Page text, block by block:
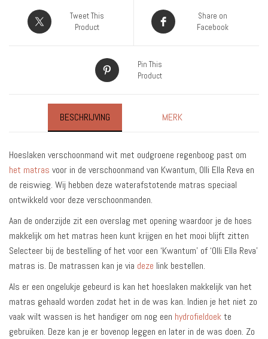
Tweet This
Product
Share on
Facebook
Pin This
Product
BESCHRIJVING MERK
Hoeslaken verschoonmand wit met oudgroene regenboog past om
het matras voor in de verschoonmand van Kwantum, Olli Ella Reva en
de reiswieg. Wij hebben deze waterafstotende matras speciaal
ontwikkeld voor deze verschoonmanden.
Aan de onderzijde zit een overslag met opening waardoor je de hoes
makkelijk om het matras heen kunt krijgen en het mooi blijft zitten
Selecteer bij de bestelling of het voor een ‘Kwantum’ of ‘Olli Ella Reva’
matras is. De matrassen kan je via deze link bestellen.
Als er een ongelukje gebeurd is kan het hoeslaken makkelijk van het
matras gehaald worden zodat het in de was kan. Indien je het niet zo
vaak wilt wassen is het handiger om nog een hydrofieldoekte
gebruiken. Deze kan je er bovenop leggen en later in de was doen. Zo